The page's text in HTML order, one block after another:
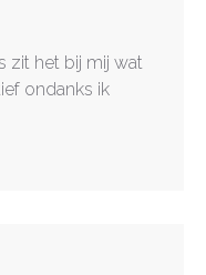
zit het bij mij wat
ondanks ik